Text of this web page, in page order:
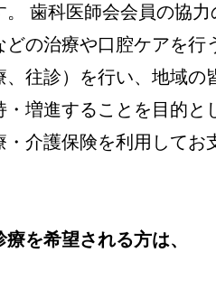
。 歯科医師会会員の協
どの治療や口腔ケアを行
、往診）を行い、地域の
・増進することを目的と
・介護保険を利用してお
を希望される方は、